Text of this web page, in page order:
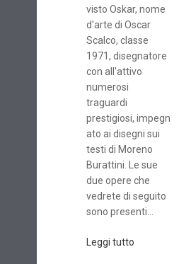
visto Oskar, nome
d'arte di Oscar
Scalco, classe
1971, disegnatore
con all'attivo
numerosi
traguardi
prestigiosi, impegn
ato ai disegni sui
testi di Moreno
Burattini. Le sue
due opere che
vedrete di seguito
sono presenti...
Leggi tutto